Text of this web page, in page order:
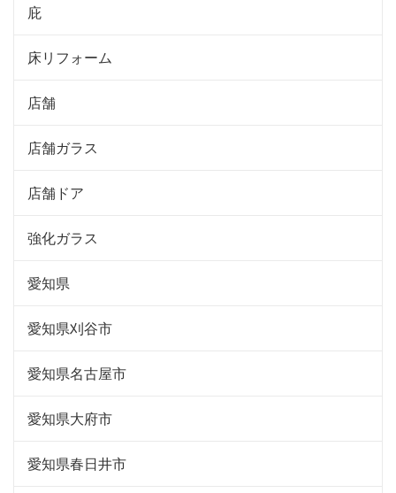
庇
床リフォーム
店舗
店舗ガラス
店舗ドア
強化ガラス
愛知県
愛知県刈谷市
愛知県名古屋市
愛知県大府市
愛知県春日井市